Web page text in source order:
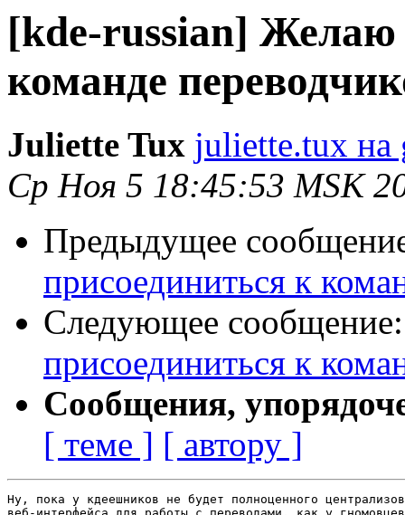
[kde-russian] Желаю
команде
Juliette Tux juliette.tux на
Ср Ноя 5 18:45:53 MSK
Предыдущее
присоединиться к
Следующее
присоединиться к
Сообщения,
[ теме ] [ автору ]
Ну, пока у кдеешников не будет полноценного